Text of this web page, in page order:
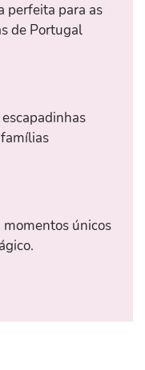
perfeita para as
de Portugal
únicos